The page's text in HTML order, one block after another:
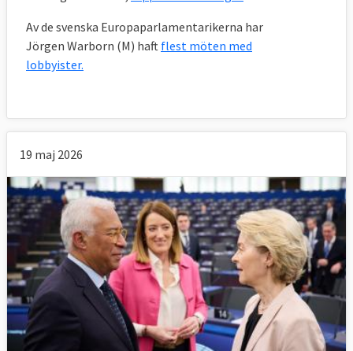
direktiven är de verkliga EU-lagarna. Beslut
innefattar främst särskilda bestämmelser i
specifika ärenden.
förordningar av kommissionen än av
ministerrådet och främst gäller det
konkurrensfrågor.
Av de svenska Europaparlamentarikerna har
Jörgen Warborn (M) haft flest möten med
lobbyister.
19 maj 2026